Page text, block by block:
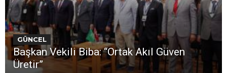
GÜNCEL
Başkan Vekili Biba: “Ortak Akıl Güven
Üretir”